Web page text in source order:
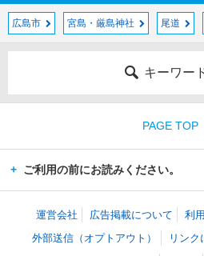
広島市 宮島・厳島神社 尾道
キーワー
PAGE TOP
ご利用の前にお読みください。
運営会社 広告掲載について 利
外部送信（オプトアウト）
リンク